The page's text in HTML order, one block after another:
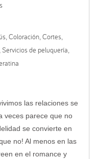
, Coloración, Cortes,
, Servicios de peluquería,
las relaciones se
veces parece que no
se convierte en
no! Al menos en las
en el romance y